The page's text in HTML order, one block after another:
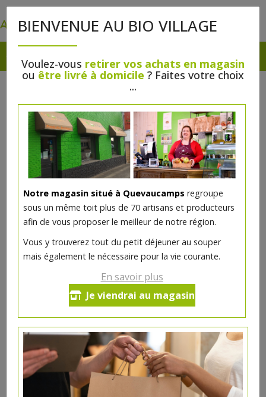
BIENVENUE AU BIO VILLAGE
Voulez-vous retirer vos achats en magasin
ou être livré à domicile ? Faites votre choix
...
Notre magasin situé à Quevaucamps regroupe
sous un même toit plus de 70 artisans et producteurs
afin de vous proposer le meilleur de notre région.
Vous y trouverez tout du petit déjeuner au souper
mais également le nécessaire pour la vie courante.
En savoir plus
Je viendrai au magasin
Lait de coco bio 200ml
Terrasana
- 1 pc
2.53
Réception souhaitée le